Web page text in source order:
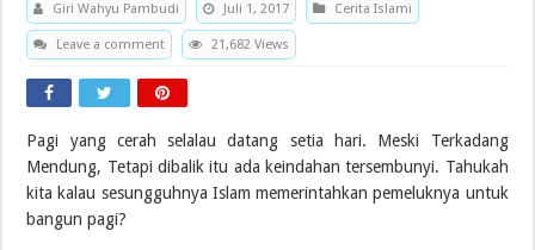
Giri Wahyu Pambudi Juli 1, 2017 Cerita Islami
Leave a comment 21,682 Views
Pagi yang cerah selalau datang setia hari. Meski Terkadang
Mendung, Tetapi dibalik itu ada keindahan tersembunyi. Tahukah
kita kalau sesungguhnya Islam memerintahkan pemeluknya untuk
bangun pagi?